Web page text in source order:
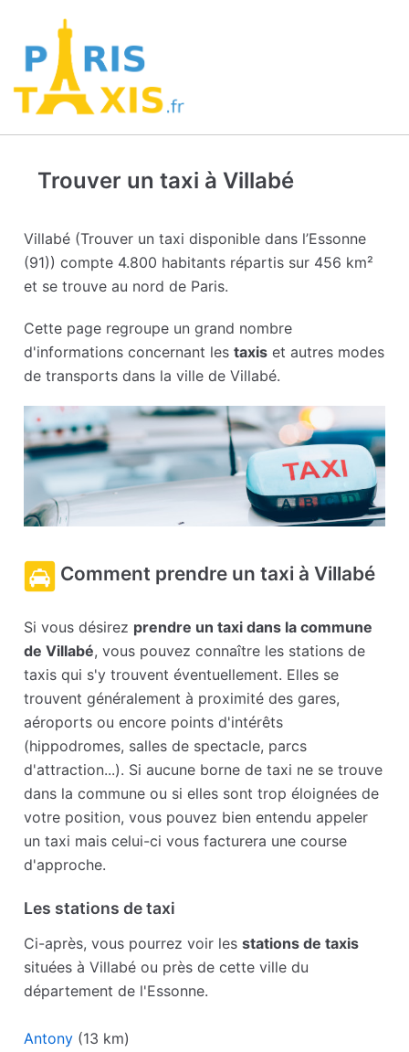
Trouver un taxi à Villabé
Villabé (Trouver un taxi disponible dans l’Essonne
(91)) compte 4.800 habitants répartis sur 456 km²
et se trouve au nord de Paris.
Cette page regroupe un grand nombre
d'informations concernant lestaxis et autres modes
de transports dans la ville de Villabé.
Comment prendre un taxi à Villabé
Si vous désirez prendre un taxi dans la commune
de Villabé, vous pouvez connaître les stations de
taxis qui s'y trouvent éventuellement. Elles se
trouvent généralement à proximité des gares,
aéroports ou encore points d'intérêts
(hippodromes, salles de spectacle, parcs
d'attraction...). Si aucune borne de taxi ne se trouve
dans la commune ou si elles sont trop éloignées de
votre position, vous pouvez bien entendu appeler
un taxi mais celui-ci vous facturera une course
d'approche.
Les stations de taxi
Ci-après, vous pourrez voir lesstations de taxis
situées à Villabé ou près de cette ville du
département de l'Essonne.
Antony (13 km)